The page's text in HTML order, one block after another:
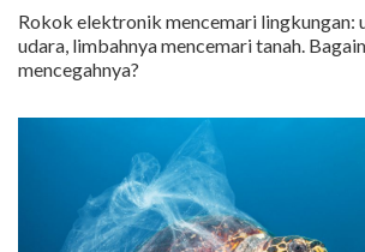
Rokok elektronik mencemari lingkungan:
udara, limbahnya mencemari tanah.
mencegahnya?